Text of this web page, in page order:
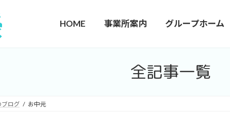
HOME 事業所案内 グループホーム
全記事一覧
ブログ お中元